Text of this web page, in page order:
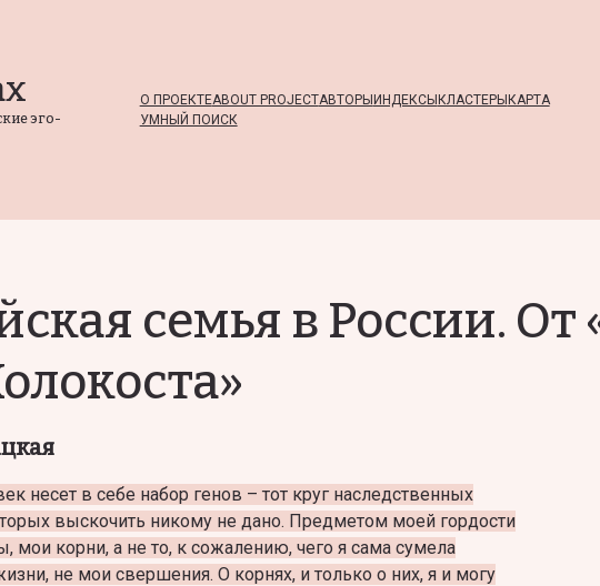
эго-
О ПРОЕКТЕABOUT PROJECTАВТОРЫ ИНДЕКСЫ КЛАСТЕРЫ КАРТА
УМНЫЙ ПОИСК
семья в России. От
несет в себе набор генов – тот круг наследственных
выскочить никому не дано. Предметом моей гордости
мои корни, а не то, к сожалению, чего я сама сумела
не мои свершения. O корнях, и только о них, я и могу